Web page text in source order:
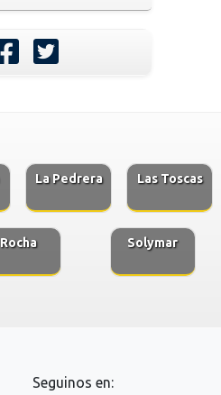
La Pedrera Las Toscas
Rocha Solymar
Seguinos en: